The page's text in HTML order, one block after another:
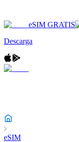
eSIM GRATIS
Descarga
eSIM